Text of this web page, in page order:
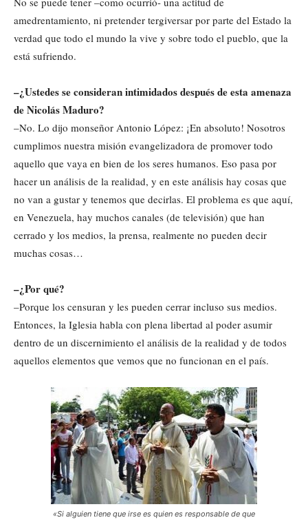
amedrentamiento, ni pretender tergiversar por parte del Estado la
verdad que todo el mundo la vive y sobre todo el pueblo, que la
está sufriendo.
–¿Ustedes se consideran intimidados después de esta amenaza
de Nicolás Maduro?
–No. Lo dijo monseñor Antonio López: ¡En absoluto! Nosotros
cumplimos nuestra misión evangelizadora de promover todo
aquello que vaya en bien de los seres humanos. Eso pasa por
hacer un análisis de la realidad, y en este análisis hay cosas que
no van a gustar y tenemos que decirlas. El problema es que aquí,
en Venezuela, hay muchos canales (de televisión) que han
cerrado y los medios, la prensa, realmente no pueden decir
muchas cosas…
–¿Por qué?
–Porque los censuran y les pueden cerrar incluso sus medios.
Entonces, la Iglesia habla con plena libertad al poder asumir
dentro de un discernimiento el análisis de la realidad y de todos
aquellos elementos que vemos que no funcionan en el país.
«Si alguien tiene que irse es quien es responsable de que